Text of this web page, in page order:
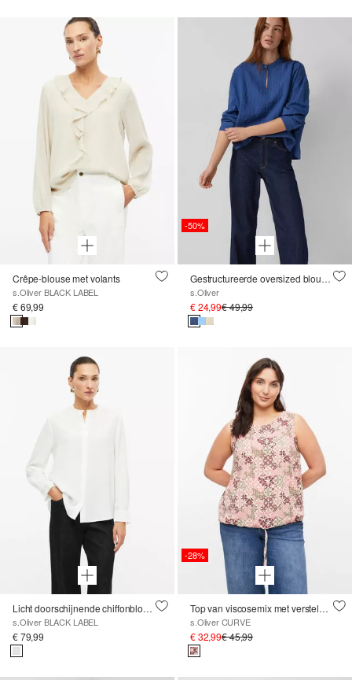
Crêpe-blouse met volants
s.Oliver BLACK LABEL
€ 69,99
-50%
Gestructureerde oversized blouse van een viscose-mix
s.Oliver
€ 24,99€ 49,99
Licht doorschijnende chiffonblouse met plissé-details
s.Oliver BLACK LABEL
€ 79,99
-28%
Top van viscosemix met verstelbare tailleband
s.Oliver CURVE
€ 32,99€ 45,99